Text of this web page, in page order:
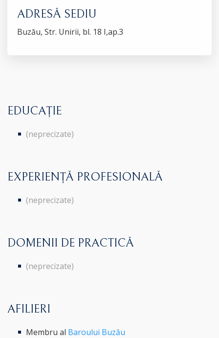
ADRESĂ SEDIU
Buzău, Str. Unirii, bl. 18 I,ap.3
EDUCAȚIE
(neprecizate)
EXPERIENȚĂ PROFESIONALĂ
(neprecizate)
DOMENII DE PRACTICĂ
(neprecizate)
AFILIERI
Membru al Baroului Buzău